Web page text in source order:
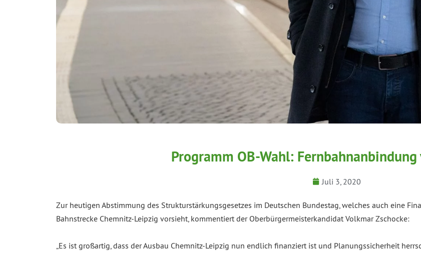
Programm OB-Wahl:
Juli 3, 2020
Zur heutigen Abstimmung des Strukturstärkungsgesetzes im Deutschen Bundestag, welches auch eine
Bahnstrecke Chemnitz-Leipzig vorsieht, kommentiert der Oberbürgermeisterkandidat Volkmar Zschocke:
„Es ist großartig, dass der Ausbau Chemnitz-Leipzig nun endlich finanziert ist und Planungssicherheit